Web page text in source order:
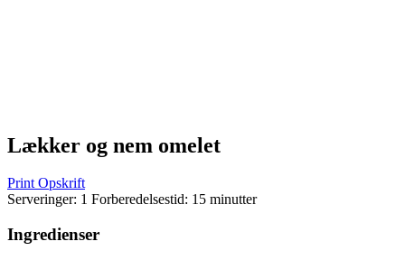
Lækker og nem omelet
Print Opskrift
Serveringer: 1 Forberedelsestid: 15 minutter
Ingredienser